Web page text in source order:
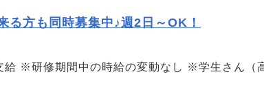
方も同時募集中♪週2日～OK！
給 ※研修期間中の時給の変動なし ※学生さん（